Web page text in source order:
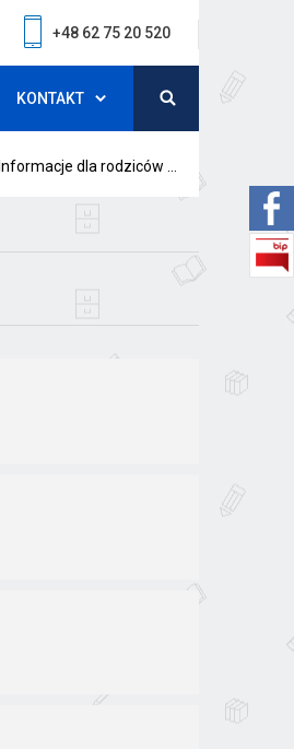
+48 62 75 20 520
KONTAKT
Informacje dla rodziców ...